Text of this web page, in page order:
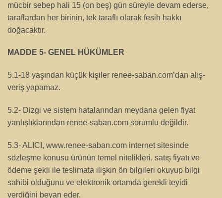
mücbir sebep hali 15 (on beş) gün süreyle devam ederse,
taraflardan her birinin, tek taraflı olarak fesih hakkı
doğacaktır.
MADDE 5- GENEL HÜKÜMLER
5.1-18 yaşından küçük kişiler renee-saban.com’dan alış-
veriş yapamaz.
5.2- Dizgi ve sistem hatalarından meydana gelen fiyat
yanlışlıklarından renee-saban.com sorumlu değildir.
5.3- ALICI, www.renee-saban.com internet sitesinde
sözleşme konusu ürünün temel nitelikleri, satış fiyatı ve
ödeme şekli ile teslimata ilişkin ön bilgileri okuyup bilgi
sahibi olduğunu ve elektronik ortamda gerekli teyidi
verdiğini beyan eder.